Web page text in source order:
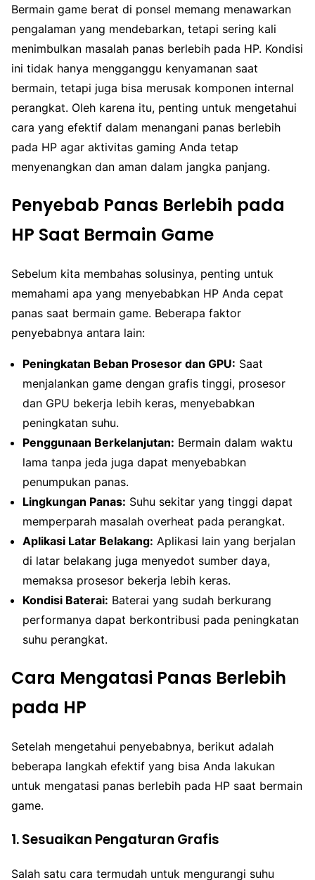
Bermain game berat di ponsel memang menawarkan
pengalaman yang mendebarkan, tetapi sering kali
menimbulkan masalah panas berlebih pada HP. Kondisi
ini tidak hanya mengganggu kenyamanan saat
bermain, tetapi juga bisa merusak komponen internal
perangkat. Oleh karena itu, penting untuk mengetahui
cara yang efektif dalam menangani panas berlebih
pada HP agar aktivitas gaming Anda tetap
menyenangkan dan aman dalam jangka panjang.
Penyebab Panas Berlebih pada
HP Saat Bermain Game
Sebelum kita membahas solusinya, penting untuk
memahami apa yang menyebabkan HP Anda cepat
panas saat bermain game. Beberapa faktor
penyebabnya antara lain:
Peningkatan Beban Prosesor dan GPU: Saat
menjalankan game dengan grafis tinggi, prosesor
dan GPU bekerja lebih keras, menyebabkan
peningkatan suhu.
Penggunaan Berkelanjutan: Bermain dalam waktu
lama tanpa jeda juga dapat menyebabkan
penumpukan panas.
Lingkungan Panas: Suhu sekitar yang tinggi dapat
memperparah masalah overheat pada perangkat.
Aplikasi Latar Belakang: Aplikasi lain yang berjalan
di latar belakang juga menyedot sumber daya,
memaksa prosesor bekerja lebih keras.
Kondisi Baterai: Baterai yang sudah berkurang
performanya dapat berkontribusi pada peningkatan
suhu perangkat.
Cara Mengatasi Panas Berlebih
pada HP
Setelah mengetahui penyebabnya, berikut adalah
beberapa langkah efektif yang bisa Anda lakukan
untuk mengatasi panas berlebih pada HP saat bermain
game.
1. Sesuaikan Pengaturan Grafis
Salah satu cara termudah untuk mengurangi suhu